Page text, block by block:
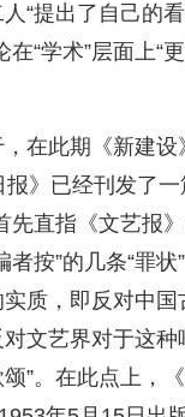
“提出了自己的
在“学术”层面上“
在此期《新建
》已经刊发了一
先直指《文艺报
者按”的几条“罪状
质，即反对中国
文艺界对于这种
”。在此点上，